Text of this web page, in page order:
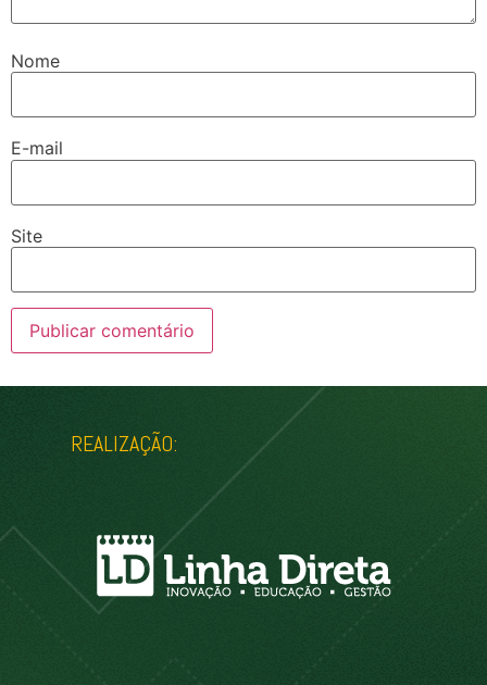
Nome
E-mail
Site
REALIZAÇÃO: